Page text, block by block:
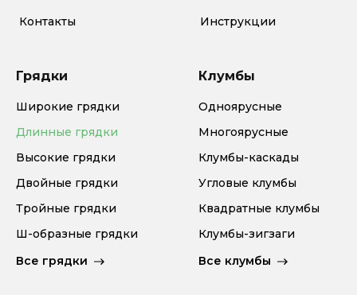
Контакты Инструкции
Грядки
Широкие грядки
Длинные грядки
Высокие грядки
Двойные грядки
Тройные грядки
Ш-образные грядки
Все грядки
Клумбы
Одноярусные
Многоярусные
Клумбы-каскады
Угловые клумбы
Квадратные клумбы
Клумбы-зигзаги
Все клумбы